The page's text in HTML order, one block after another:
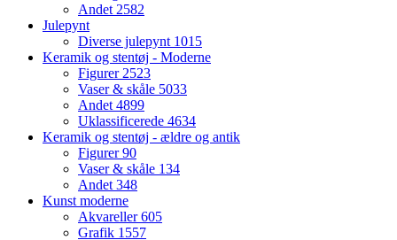
Andet2582
Julepynt
Diverse julepynt 1015
Keramik og stentøj - Moderne
Figurer2523
Vaser & skåle 5033
Andet4899
Uklassificerede 4634
Keramik og stentøj - ældre og antik
Figurer90
Vaser & skåle 134
Andet348
Kunst moderne
Akvareller605
Grafik 1557